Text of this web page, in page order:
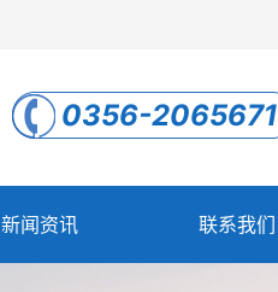
0356-2065671
新闻资讯 联系我们